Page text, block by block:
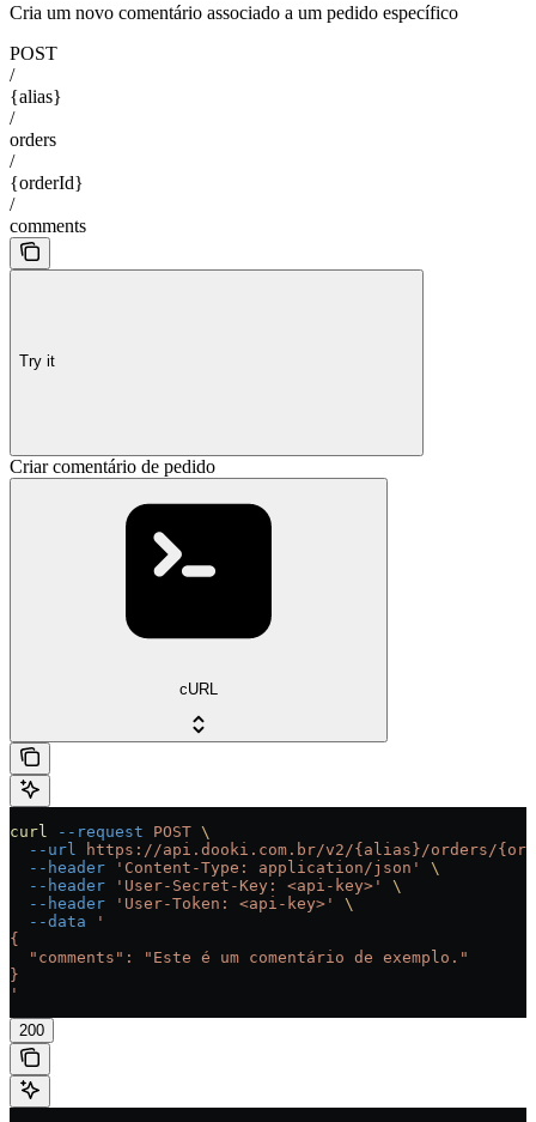
Cria um novo comentário associado a um pedido específico
POST
/
{alias}
/
orders
/
{orderId}
/
comments
Try it
Criar comentário de pedido
cURL
curl --request POST \
  --url
https://api.dooki.com.br/v2/{alias}/orders/
  --header
'Content-Type: application/json'
\
  --header
'User-Secret-Key: <api-key>'
\
  --header
'User-Token: <api-key>'
\
  --data
'
{
  "comments": "Este é um comentário de exemplo."
}
'
200